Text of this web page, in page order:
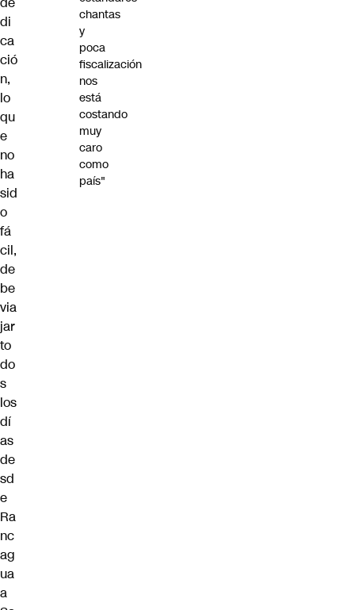
di
ca
ció
n,
lo
qu
e
no
ha
sid
o
fá
cil,
de
be
via
jar
to
do
s
los
dí
as
de
sd
e
Ra
nc
ag
ua
a
chantas
y
poca
fiscalización
nos
está
costando
muy
caro
como
país"